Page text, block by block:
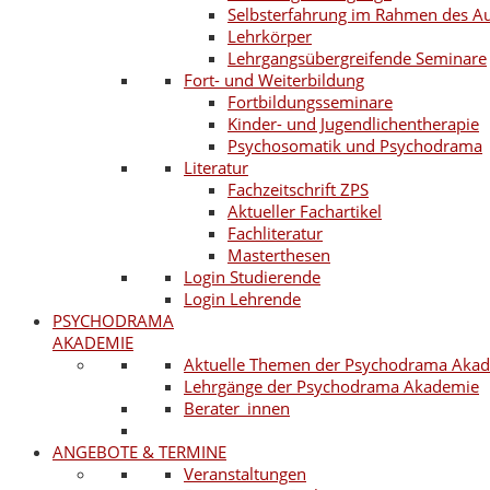
Selbsterfahrung im Rahmen des
Lehrkörper
Lehrgangsübergreifende Seminare
Fort- und Weiterbildung
Fortbildungsseminare
Kinder- und Jugendlichentherapie
Psychosomatik und Psychodrama
Literatur
Fachzeitschrift ZPS
Aktueller Fachartikel
Fachliteratur
Masterthesen
Login Studierende
Login Lehrende
PSYCHODRAMA
AKADEMIE
Aktuelle Themen der Psychodrama
Lehrgänge der Psychodrama Akademie
Berater_innen
ANGEBOTE & TERMINE
Veranstaltungen